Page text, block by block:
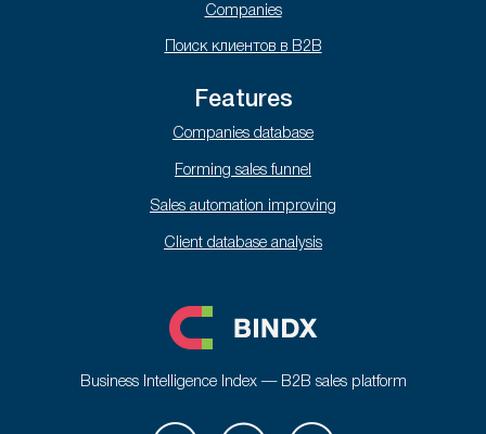
Companies
Поиск клиентов в B2B
Features
Companies database
Forming sales funnel
Sales automation improving
Client database analysis
Business Intelligence Index — B2B sales platform